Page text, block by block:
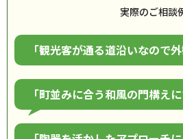
実際のご相談
「観光客が通る道沿いなので
「町並みに合う和風の門構え